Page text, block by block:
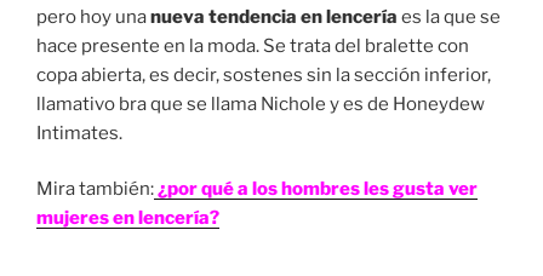
pero hoy unanueva tendencia en lencería es la que se
hace presente en la moda. Se trata del bralette con
copa abierta, es decir, sostenes sin la sección inferior,
llamativo bra que se llama Nichole y es de Honeydew
Intimates.
Mira también:¿por qué a los hombres les gusta ver
mujeres en lencería?